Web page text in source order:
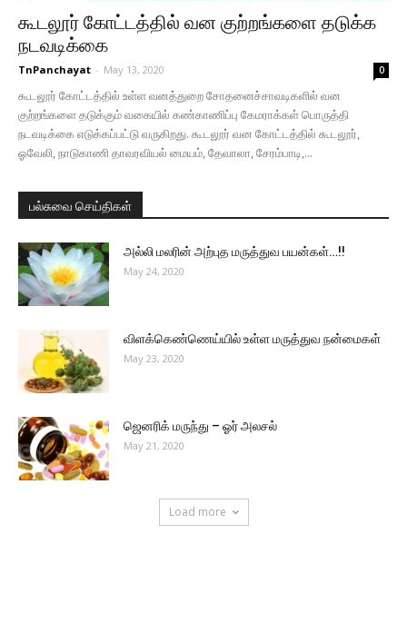
கூடலூர் கோட்டத்தில் வன குற்றங்களை தடுக்க
நடவடிக்கை
TnPanchayat - May 13, 2020 0
கூடலூர் கோட்டத்தில் உள்ள வனத்துறை சோதனைச்சாவடிகளில் வன
குற்றங்களை தடுக்கும் வகையில் கண்காணிப்பு கேமராக்கள் பொருத்தி
நடவடிக்கை எடுக்கப்பட்டு வருகிறது. கூடலூர் வன கோட்டத்தில் கூடலூர்,
ஓவேலி, நாடுகாணி தாவரவியல் மையம், தேவாலா, சேரம்பாடி,...
பல்சுவை செய்திகள்
அல்லி மலரின் அற்புத மருத்துவ பயன்கள்…!!
May 24, 2020
விளக்கெண்ணெய்யில் உள்ள மருத்துவ நன்மைகள்
May 23, 2020
ஜெனரிக் மருந்து – ஓர் அலசல்
May 21, 2020
Load more